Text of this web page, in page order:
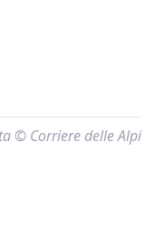
© Corriere delle Alpi